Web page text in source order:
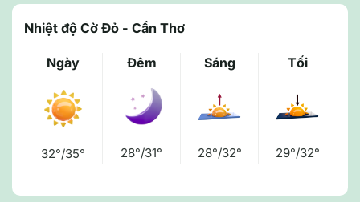
Nhiệt độ Cờ Đỏ - Cần Thơ
Ngày
32°/35°
Đêm
28°/31°
Sáng
28°/32°
Tối
29°/32°